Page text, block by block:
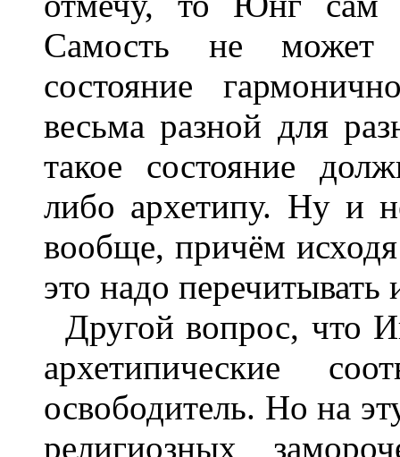
Самость не может
состояние
весьма разной для
такое состояние
либо архетипу. Ну и
вообще, причём
это надо
Другой вопрос, что
архетипические
освободитель. Но на
религиозных